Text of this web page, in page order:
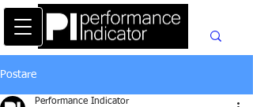
Postare
Performance Indicator